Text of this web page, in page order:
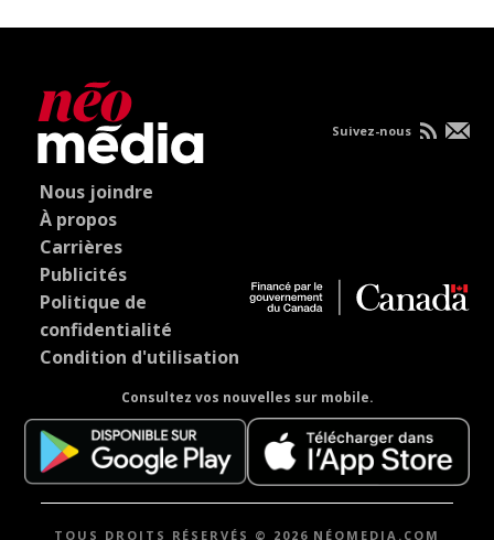
Nous joindre
À propos
Carrières
Publicités
Politique de
confidentialité
Condition d'utilisation
Consultez vos nouvelles sur mobile.
Suivez-nous
TOUS DROITS RÉSERVÉS © 2026 NÉOMEDIA.COM